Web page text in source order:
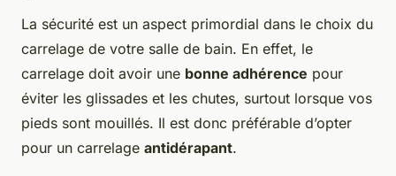
La sécurité est un aspect primordial dans le choix du
carrelage de votre salle de bain. En effet, le
carrelage doit avoir une bonne adhérence pour
éviter les glissades et les chutes, surtout lorsque vos
pieds sont mouillés. Il est donc préférable d’opter
pour un carrelage antidérapant.